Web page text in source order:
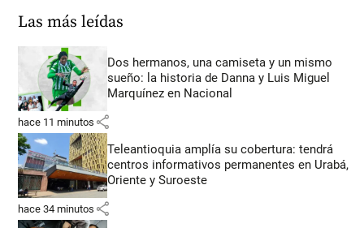
Las más leídas
Dos hermanos, una camiseta y un mismo
sueño: la historia de Danna y Luis Miguel
Marquínez en Nacional
hace 11 minutos share
Teleantioquia amplía su cobertura: tendrá
centros informativos permanentes en Urabá,
Oriente y Suroeste
hace 34 minutos share